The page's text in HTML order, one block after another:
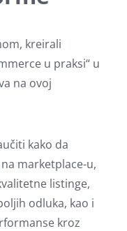
kreirali
u praksi“ u
na ovoj
kako da
marketplace-u,
listinge,
odluka, kao i
kroz